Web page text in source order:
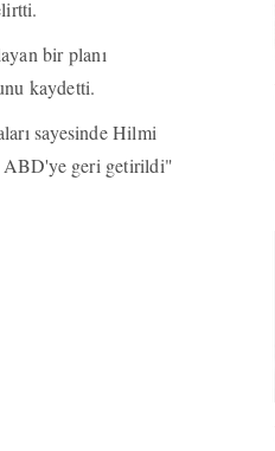
bir planı
kaydetti.
sayesinde Hilmi
ABD'ye geri getirildi"